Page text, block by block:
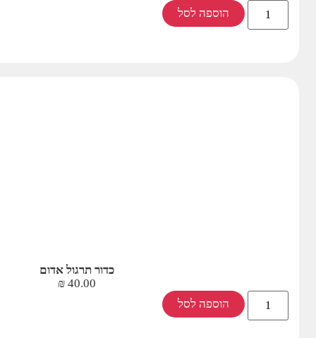
הוספה לסל
כדור תרגול אדום
40.00
₪
הוספה לסל